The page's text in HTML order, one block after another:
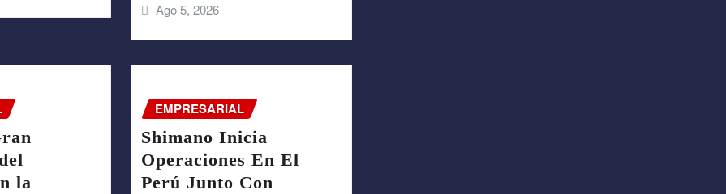
Ago 5, 2026
la
EMPRESARIAL
Shimano Inicia
Operaciones En El
Perú Junto Con